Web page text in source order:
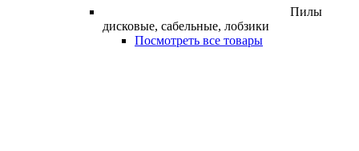
Пилы
дисковые, сабельные, лобзики
Посмотреть все товары